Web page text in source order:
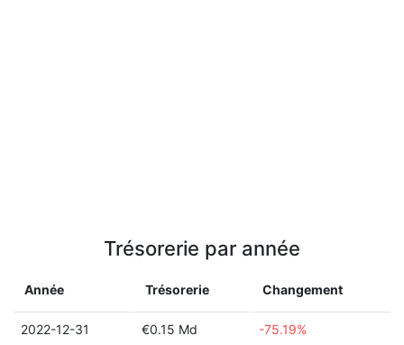
Trésorerie par année
Année Trésorerie Changement
2022-12-31 €0.15 Md -75.19%